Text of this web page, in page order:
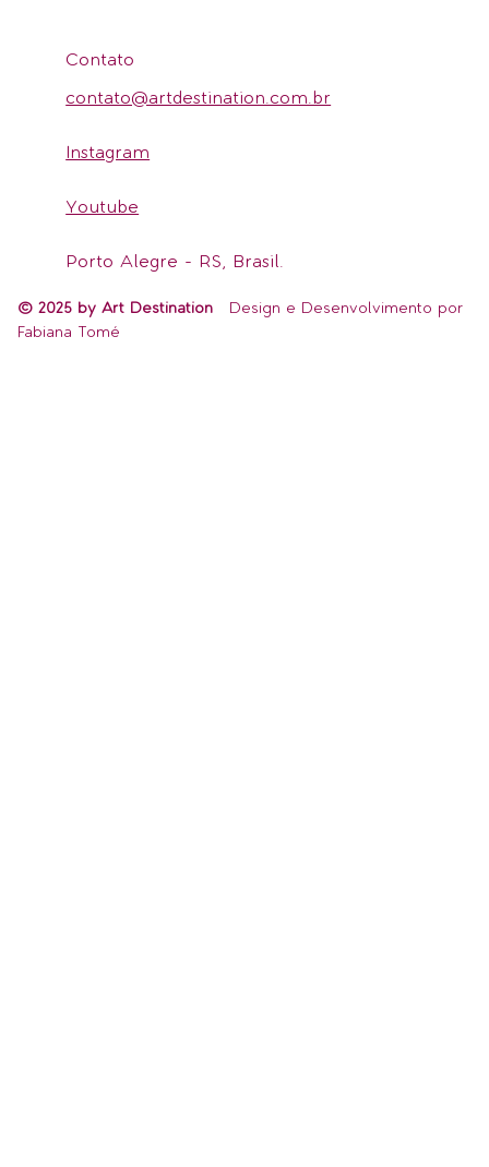
Contato
contato@artdestination.com.br
Instagram
Youtube
Porto Alegre - RS, Brasil.
© 2025 by Art Destination Design e Desenvolvimento por
Fabiana Tomé